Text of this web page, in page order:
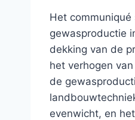
Het
gewasproductie
dekking van de
het verhogen
de
evenwicht, en